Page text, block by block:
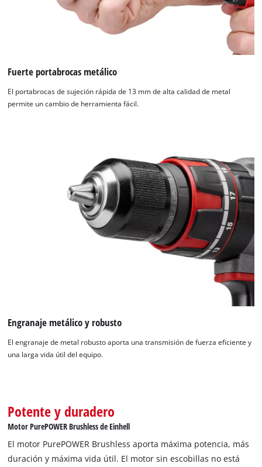
¡Necesitamos su consentimiento para
cargar el servicio Google Maps!
This content is not permitted to load due
to trackers that are not disclosed to the
visitor. The website owner needs to setup
to the list of technologies used.
Powered byUsercentrics Consent
Fuerte portabrocas metálico
El portabrocas de sujeción rápida de 13 mm de alta calidad de metal
permite un cambio de herramienta fácil.
Engranaje metálico y robusto
El engranaje de metal robusto aporta una transmisión de fuerza eficiente y
una larga vida útil del equipo.
Potente y duradero
Motor PurePOWER Brushless de Einhell
El motor PurePOWER Brushless aporta máxima potencia, más
duración y máxima vida útil. El motor sin escobillas no está